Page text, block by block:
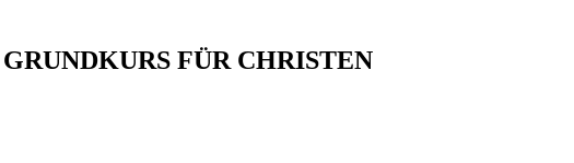
FÜR CHRISTEN